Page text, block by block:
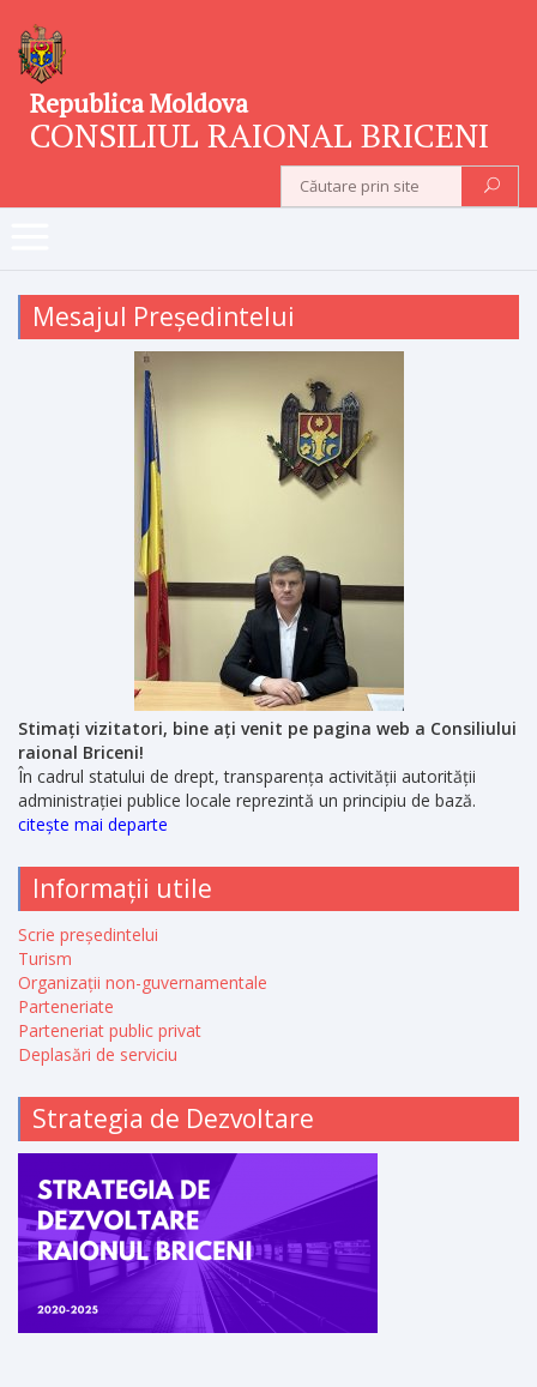
Republica Moldova
CONSILIUL RAIONAL BRICENI
Mesajul Președintelui
Stimați vizitatori, bine ați venit pe pagina web a Consiliului
raional Briceni!
În cadrul statului de drept, transparența activității autorității
administrației publice locale reprezintă un principiu de bază.
citește mai departe
Informații utile
Scrie președintelui
Turism
Organizații non-guvernamentale
Parteneriate
Parteneriat public privat
Deplasări de serviciu
Strategia de Dezvoltare